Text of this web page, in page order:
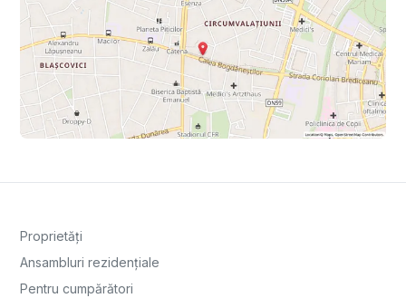
Proprietăți
Ansambluri rezidențiale
Pentru cumpărători